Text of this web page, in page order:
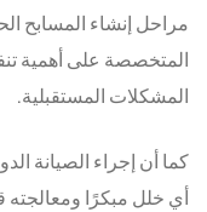
مراحل إنشاء المسابح
المتخصصة على أهمية
المشكلات المستقبلية.
كما أن إجراء الصيانة
أي خلل مبكرًا ومعالجته